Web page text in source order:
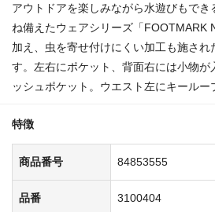
アウトドアを楽しみながら水遊びもで
ね備えたウェアシリーズ「
加え、虫を寄せ付けにくい加工も施され
す。左右にポケット、背面右には小物が
ッシュポケット。ウエスト左にキールー
特徴
商品番号 84853555
品番 3100404